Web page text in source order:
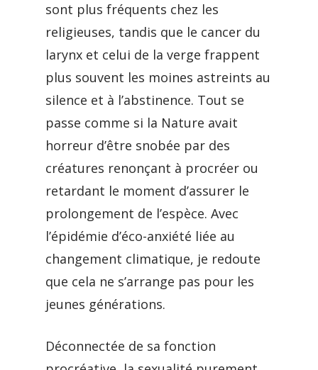
sont plus fréquents chez les
religieuses, tandis que le cancer du
larynx et celui de la verge frappent
plus souvent les moines astreints au
silence et à l’abstinence. Tout se
passe comme si la Nature avait
horreur d’être snobée par des
créatures renonçant à procréer ou
retardant le moment d’assurer le
prolongement de l’espèce. Avec
l’épidémie d’éco-anxiété liée au
changement climatique, je redoute
que cela ne s’arrange pas pour les
jeunes générations.
Déconnectée de sa fonction